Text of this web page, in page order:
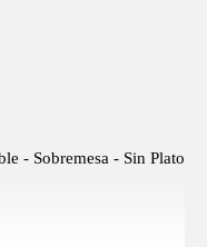
- Sobremesa - Sin Plato